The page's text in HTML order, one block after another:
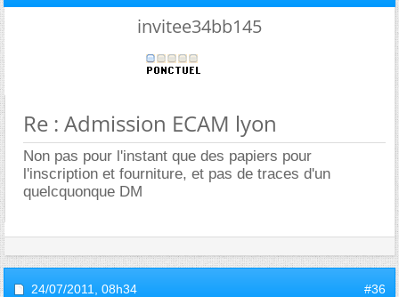
invitee34bb145
Re : Admission ECAM lyon
Non pas pour l'instant que des papiers pour
l'inscription et fourniture, et pas de traces d'un
quelcquonque DM
24/07/2011, 08h34 #36